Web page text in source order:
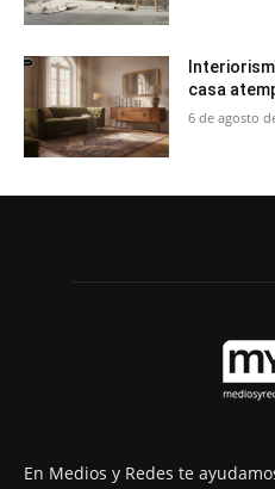
casa
6 de agosto
En Medios y Redes te